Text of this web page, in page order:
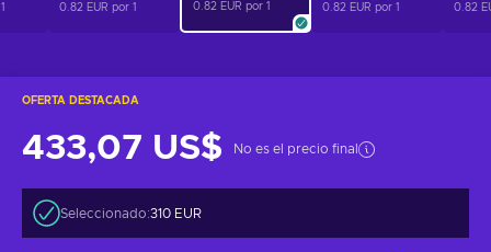
OFERTA DESTACADA
433,07 US$ No es el precio final
Seleccionado:310 EUR
1 0.82 EUR por 1 0.82 EUR por 1 0.82 EUR por 1 0.82